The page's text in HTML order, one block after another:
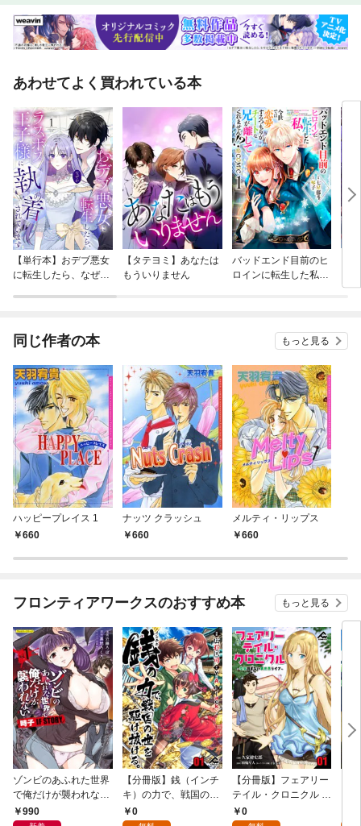
あわせてよく買われている本
【単行本】おデブ悪女
に転生したら、なぜか
【タテヨミ】あなたは
もういりません
バッドエンド目前のヒ
ロインに転生した私、
同じ作者の本 もっと見る
ハッピープレイス 1
660
ナッツ クラッシュ
660
メルティ・リップス
660
フロンティアワークスのおすすめ本 もっと見る
ゾンビのあふれた世界
で俺だけが襲われない
時子 IF STORY 1
990
【分冊版】銭（インチ
キ）の力で、戦国の世
を駆け抜ける。 第1話
0
【分冊版】フェアリー
テイル・クロニクル ～
空気読まない異世界ラ
イフ～ 第1話
0